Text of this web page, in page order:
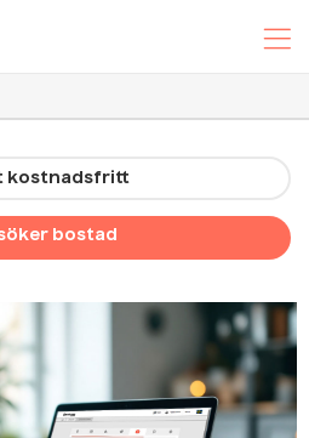
kostnadsfritt
bostad